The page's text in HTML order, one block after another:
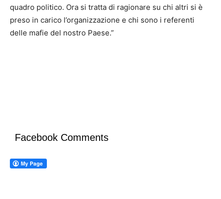
quadro politico. Ora si tratta di ragionare su chi altri si è
preso in carico l’organizzazione e chi sono i referenti
delle mafie del nostro Paese.”
Facebook Comments